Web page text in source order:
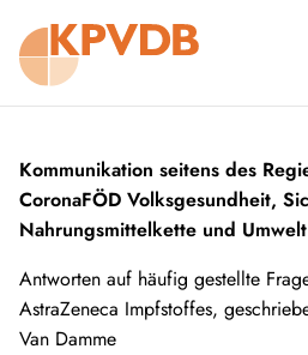
Kommunikation seitens des
CoronaFÖD Volksgesundheit,
Nahrungsmittelkette und Umwelt
Antworten auf häufig gestellte
AstraZeneca Impfstoffes,
Van Damme